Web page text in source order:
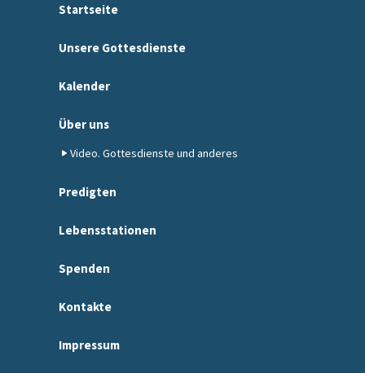
Startseite
Unsere Gottesdienste
Kalender
Über uns
Video. Gottesdienste und anderes
Predigten
Lebensstationen
Spenden
Kontakte
Impressum